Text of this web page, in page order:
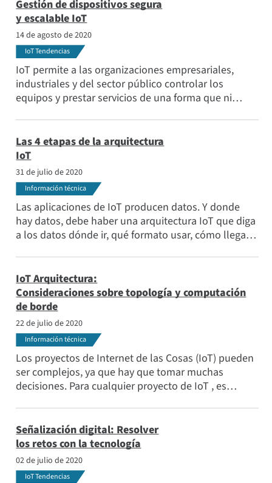
Gestión de dispositivos segura
y escalable IoT
14 de agosto de 2020
IoT Tendencias
IoT permite a las organizaciones empresariales,
industriales y del sector público controlar los
equipos y prestar servicios de una forma que ni
todo el mundo. Y la gestión de dispositivos IoT es un
componente fundamental de esas soluciones.
Las 4 etapas de la arquitectura
IoT
31 de julio de 2020
Información técnica
Las aplicaciones de IoT producen datos. Y donde
hay datos, debe haber una arquitectura IoT que diga
a los datos dónde ir, qué formato usar, cómo llegar y
IoT Arquitectura:
Consideraciones sobre topología y computación
de borde
22 de julio de 2020
Información técnica
Los proyectos de Internet de las Cosas (IoT) pueden
ser complejos, ya que hay que tomar muchas
decisiones. Para cualquier proyecto de IoT , es
utilizando uno o varios métodos y protocolos de
conexión, y asegurarse de que los dispositivos
funcionan como es debido. Una arquitectura IoT es
el resultado final de estas decisiones.
Señalización digital: Resolver
los retos con la tecnología
02 de julio de 2020
IoT Tendencias